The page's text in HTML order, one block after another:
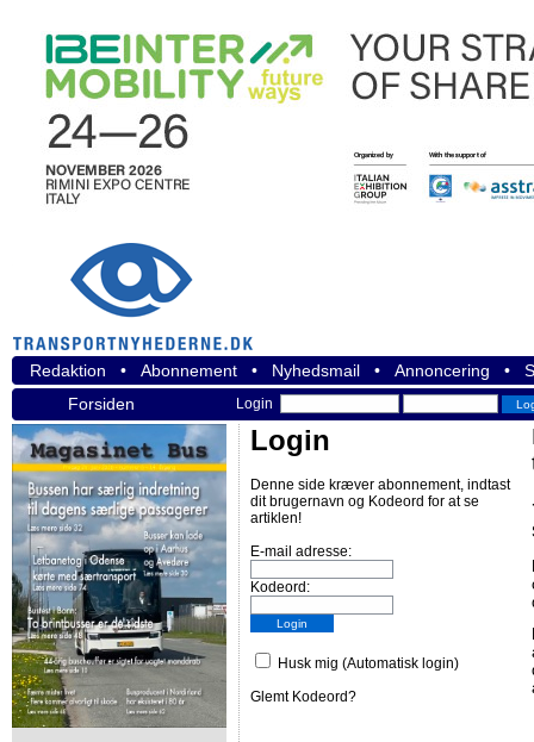
Redaktion • Abonnement • Nyhedsmail • Annoncering •
Forsiden
Login
Login
Denne side kræver abonnement, indtast
dit brugernavn og Kodeord for at se
artiklen!
E-mail adresse:
Kodeord:
Husk mig (Automatisk login)
Glemt Kodeord?